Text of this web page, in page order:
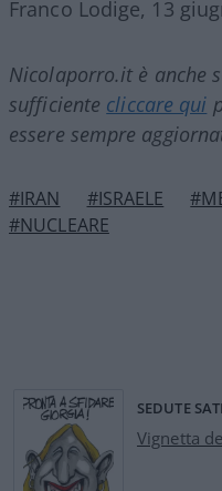
Franco Lodige, 13
Nicolaporro.it è anche
sufficiente cliccare qui
essere sempre
#IRAN #ISRAELE
#NUCLEARE
SEDUTE
Vignetta